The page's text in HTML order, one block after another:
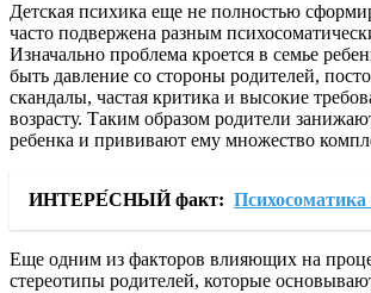
Детская психика еще не полностью
часто подвержена разным
Изначально проблема кроется в семье
быть давление со стороны родителей,
скандалы, частая критика и высокие
возрасту. Таким образом родители
ребенка и прививают ему множество
ИНТЕРЕ́СНЫЙ факт:
Еще одним из факторов влияющих на
стереотипы родителей, которые